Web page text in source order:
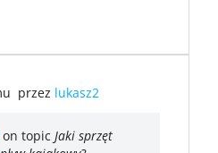
przez lukasz2
on topic Jaki sprzęt